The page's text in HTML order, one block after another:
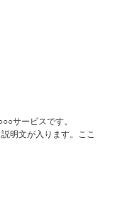
サービスです。
明文が入ります。ここ